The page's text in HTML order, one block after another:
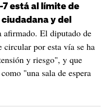
7 está al límite de
y del
afirmado. El diputado de
circular por esta vía se ha
y riesgo", y que
"una sala de espera